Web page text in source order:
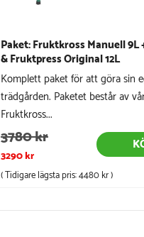
Paket: Fruktkross Manuell 9L
& Fruktpress Original 12L
Komplett paket för att göra sin
trädgården. Paketet består av
Fruktkross...
3780 kr
3290 kr
( Tidigare lägsta pris:4480 kr)